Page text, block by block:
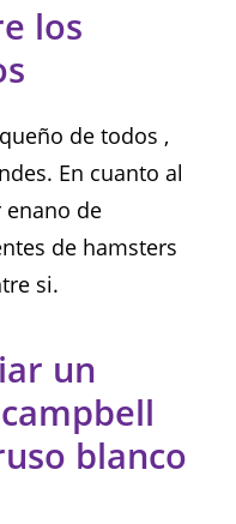
los
de todos ,
En cuanto al
de
de hamsters
si.
un
blanco